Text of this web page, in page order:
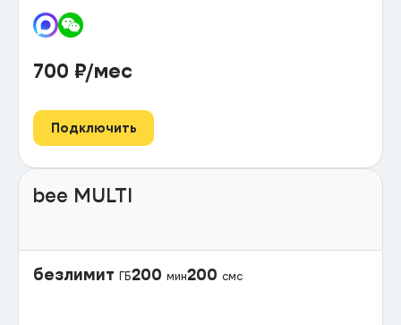
700 ₽/мес
Подключить
bee MULTI
безлимит ГБ200 мин200 смс